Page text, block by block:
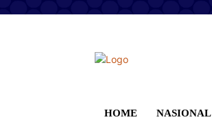
HOME NASIONAL